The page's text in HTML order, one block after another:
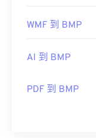
WMF 到 BMP
AI 到 BMP
PDF 到 BMP